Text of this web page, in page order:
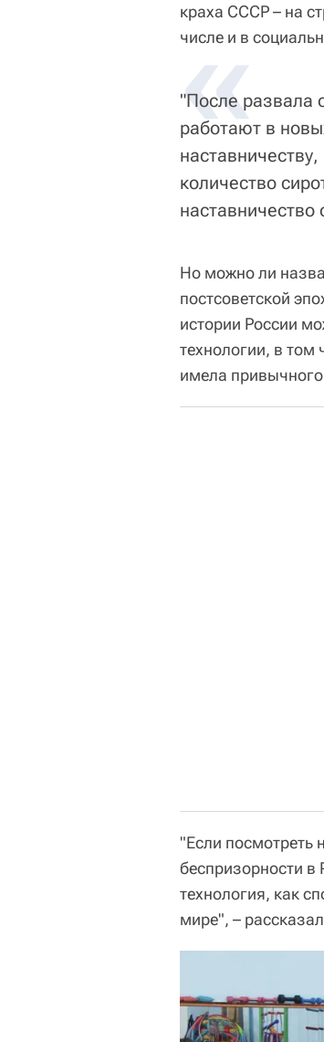
краха СССР – на
числе и в
«
"После развала
работают в
количество
наставничество
Но можно ли
постсоветской
истории России
технологии, в том
имела
"Если посмотреть
беспризорности в
технология, как
мире", –